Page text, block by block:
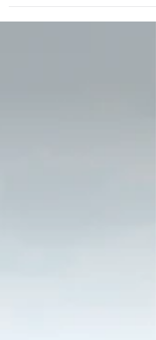
อยู่ริมเคาน์เตอร์ และเด็ก ๆ ผลัดกันแวะเข้ามา
หยิบขนม ครัวจึงมีความหมายมากกว่าการเป็น